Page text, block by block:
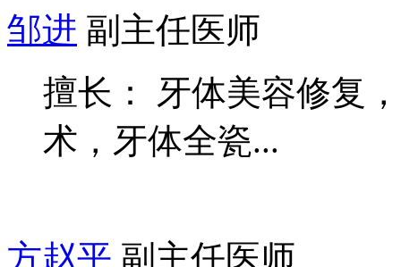
邹进 副主任医师
擅长： 牙体美容修复
术，牙体全瓷...
方赵平 副主任医师